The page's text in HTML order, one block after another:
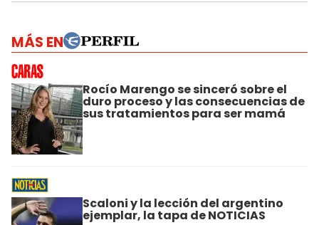
MÁS EN
Rocío Marengo se sinceró sobre el
duro proceso y las consecuencias de
sus tratamientos para ser mamá
Scaloni y la lección del argentino
ejemplar, la tapa de NOTICIAS